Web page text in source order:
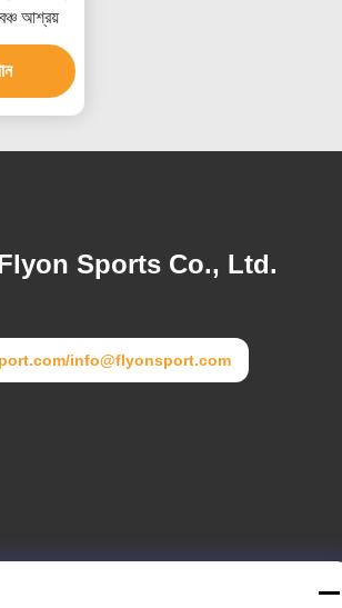
আশ্রয়
Sports Co., Ltd.
info@flyonsport.com
06, বিল্ডিং বি, নং 108 লিজিয়া রোড, হেনগ্যাং সম্প্রদায়,